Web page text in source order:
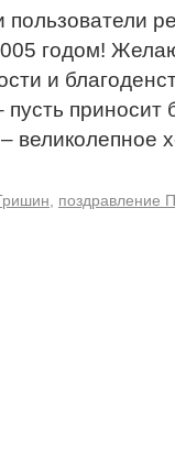
годом!
и
приносит
великолепное
поздравление